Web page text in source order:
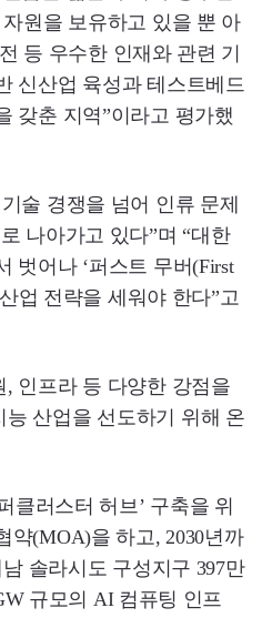
원을 보유하고 있을 뿐 아
등 우수한 인재와 관련 기
신산업 육성과 테스트베드
갖춘 지역”이라고 평가했
술 경쟁을 넘어 인류 문제
나아가고 있다”며 “대한
벗어나 ‘퍼스트 무버(First
업 전략을 세워야 한다”고
인프라 등 다양한 강점을
산업을 선도하기 위해 온
클러스터 허브’ 구축을 위
약(MOA)을 하고, 2030년까
솔라시도 구성지구 397만
규모의 AI 컴퓨팅 인프